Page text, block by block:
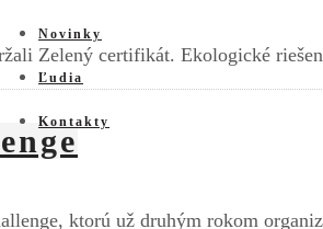
Novinky
Ľudia
Kontakty
Zelený certifikát. Ekologické
ktorú už druhým rokom